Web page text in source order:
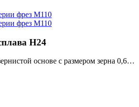
фрез M110
фрез M110
H24
основе с размером зерна 0,6…